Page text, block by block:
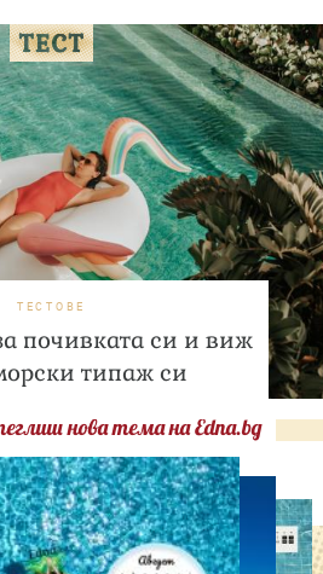
ТЕСТОВЕ
почивката си и виж
типаж си
нова тема на Edna.bg